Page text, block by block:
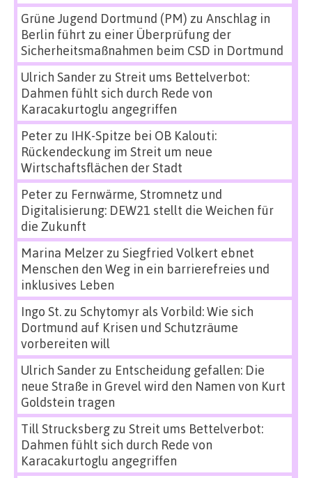
Grüne Jugend Dortmund (PM) zu Anschlag in
Berlin führt zu einer Überprüfung der
Sicherheitsmaßnahmen beim CSD in Dortmund
Ulrich Sanderzu Streit ums Bettelverbot:
Dahmen fühlt sich durch Rede von
Karacakurtoglu angegriffen
Peterzu IHK-Spitze bei OB Kalouti:
Rückendeckung im Streit um neue
Wirtschaftsflächen der Stadt
Peterzu Fernwärme, Stromnetz und
Digitalisierung: DEW21 stellt die Weichen für
die Zukunft
Marina Melzerzu Siegfried Volkert ebnet
Menschen den Weg in ein barrierefreies und
inklusives Leben
Ingo St.zu Schytomyr als Vorbild: Wie sich
Dortmund auf Krisen und Schutzräume
vorbereiten will
Ulrich Sanderzu Entscheidung gefallen: Die
neue Straße in Grevel wird den Namen von Kurt
Goldstein tragen
Till Strucksbergzu Streit ums Bettelverbot:
Dahmen fühlt sich durch Rede von
Karacakurtoglu angegriffen